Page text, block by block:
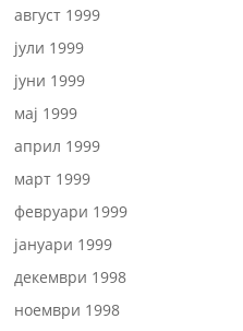
август 1999
јули 1999
јуни 1999
мај 1999
април 1999
март 1999
февруари 1999
јануари 1999
декември 1998
ноември 1998